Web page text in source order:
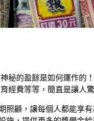
秘的盈餘是如何運作的
經費等等，簡直是讓人
照顧，讓每個人都能享有